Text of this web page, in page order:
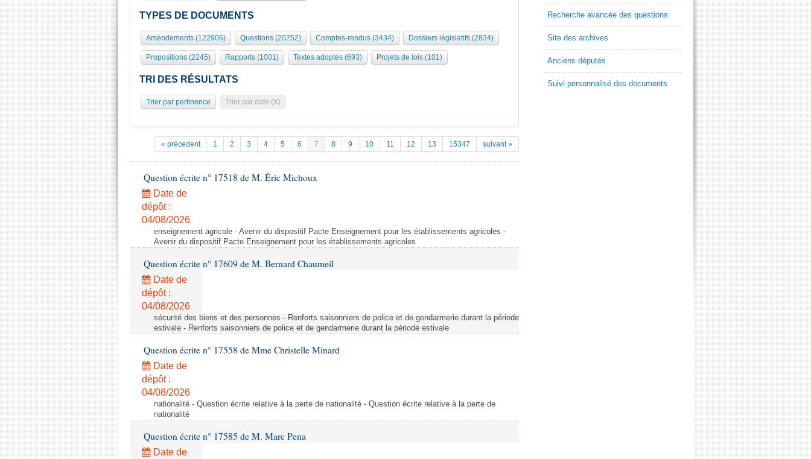
TYPES DE DOCUMENTS
Amendements (122906) Questions (20252) Comptes-rendus (3434) Dossiers législatifs (2834)
Propositions (2245) Rapports (1001) Textes adoptés (693) Projets de lois (101)
TRI DES RÉSULTATS
Trier par pertinence Trier par date (X)
« précedent 1 2 3 4 5 6 7 8 9 10 11 12 13 15347 suivant »
Question écrite n° 17518 de M. Éric Michoux
Date de
dépôt :
04/08/2026
enseignement agricole - Avenir du dispositif Pacte Enseignement pour les établissements agricoles -
Avenir du dispositif Pacte Enseignement pour les établissements agricoles
Question écrite n° 17609 de M. Bernard Chaumeil
Date de
dépôt :
04/08/2026
sécurité des biens et des personnes - Renforts saisonniers de police et de gendarmerie durant la période
estivale - Renforts saisonniers de police et de gendarmerie durant la période estivale
Question écrite n° 17558 de Mme Christelle Minard
Date de
dépôt :
04/08/2026
nationalité - Question écrite relative à la perte de nationalité - Question écrite relative à la perte de
nationalité
Question écrite n° 17585 de M. Marc Pena
Date de
Recherche avancée des questions
Site des archives
Anciens députés
Suivi personnalisé des documents